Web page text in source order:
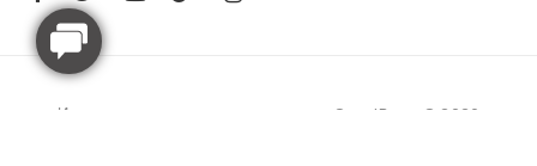
Интернет-магазин рюкзаков и сумок GoodBags © 2026